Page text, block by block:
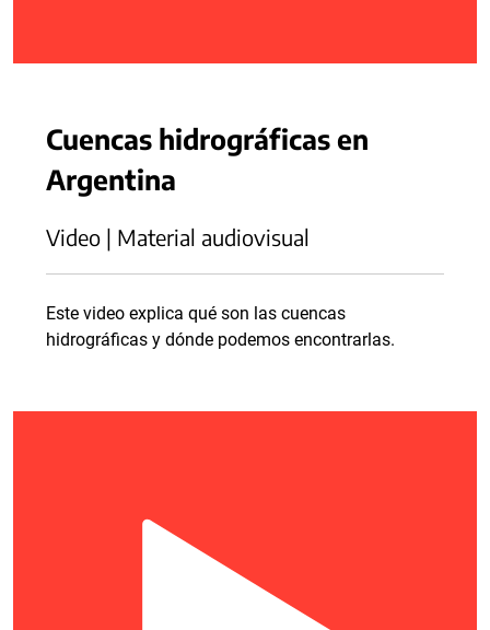
Cuencas hidrográficas en
Argentina
Video | Material audiovisual
Este video explica qué son las cuencas
hidrográficas y dónde podemos encontrarlas.